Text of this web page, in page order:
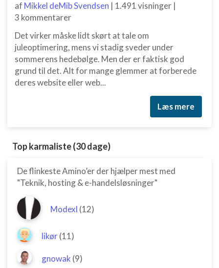
af Mikkel deMib Svendsen | 1.491 visninger |
3 kommentarer
Det virker måske lidt skørt at tale om
juleoptimering, mens vi stadig sveder under
sommerens hedebølge. Men der er faktisk god
grund til det. Alt for mange glemmer at forberede
deres website eller web...
Læs mere
Top karmaliste (30 dage)
De flinkeste Amino’er der hjælper mest med
"Teknik, hosting & e-handelsløsninger"
Modexl (12)
likør(11)
gnowak (9)